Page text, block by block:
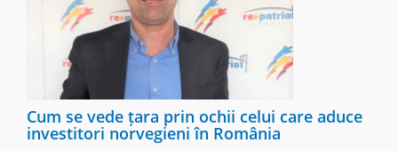
»
Cum se vede țara prin ochii celui care aduce
investitori norvegieni în România